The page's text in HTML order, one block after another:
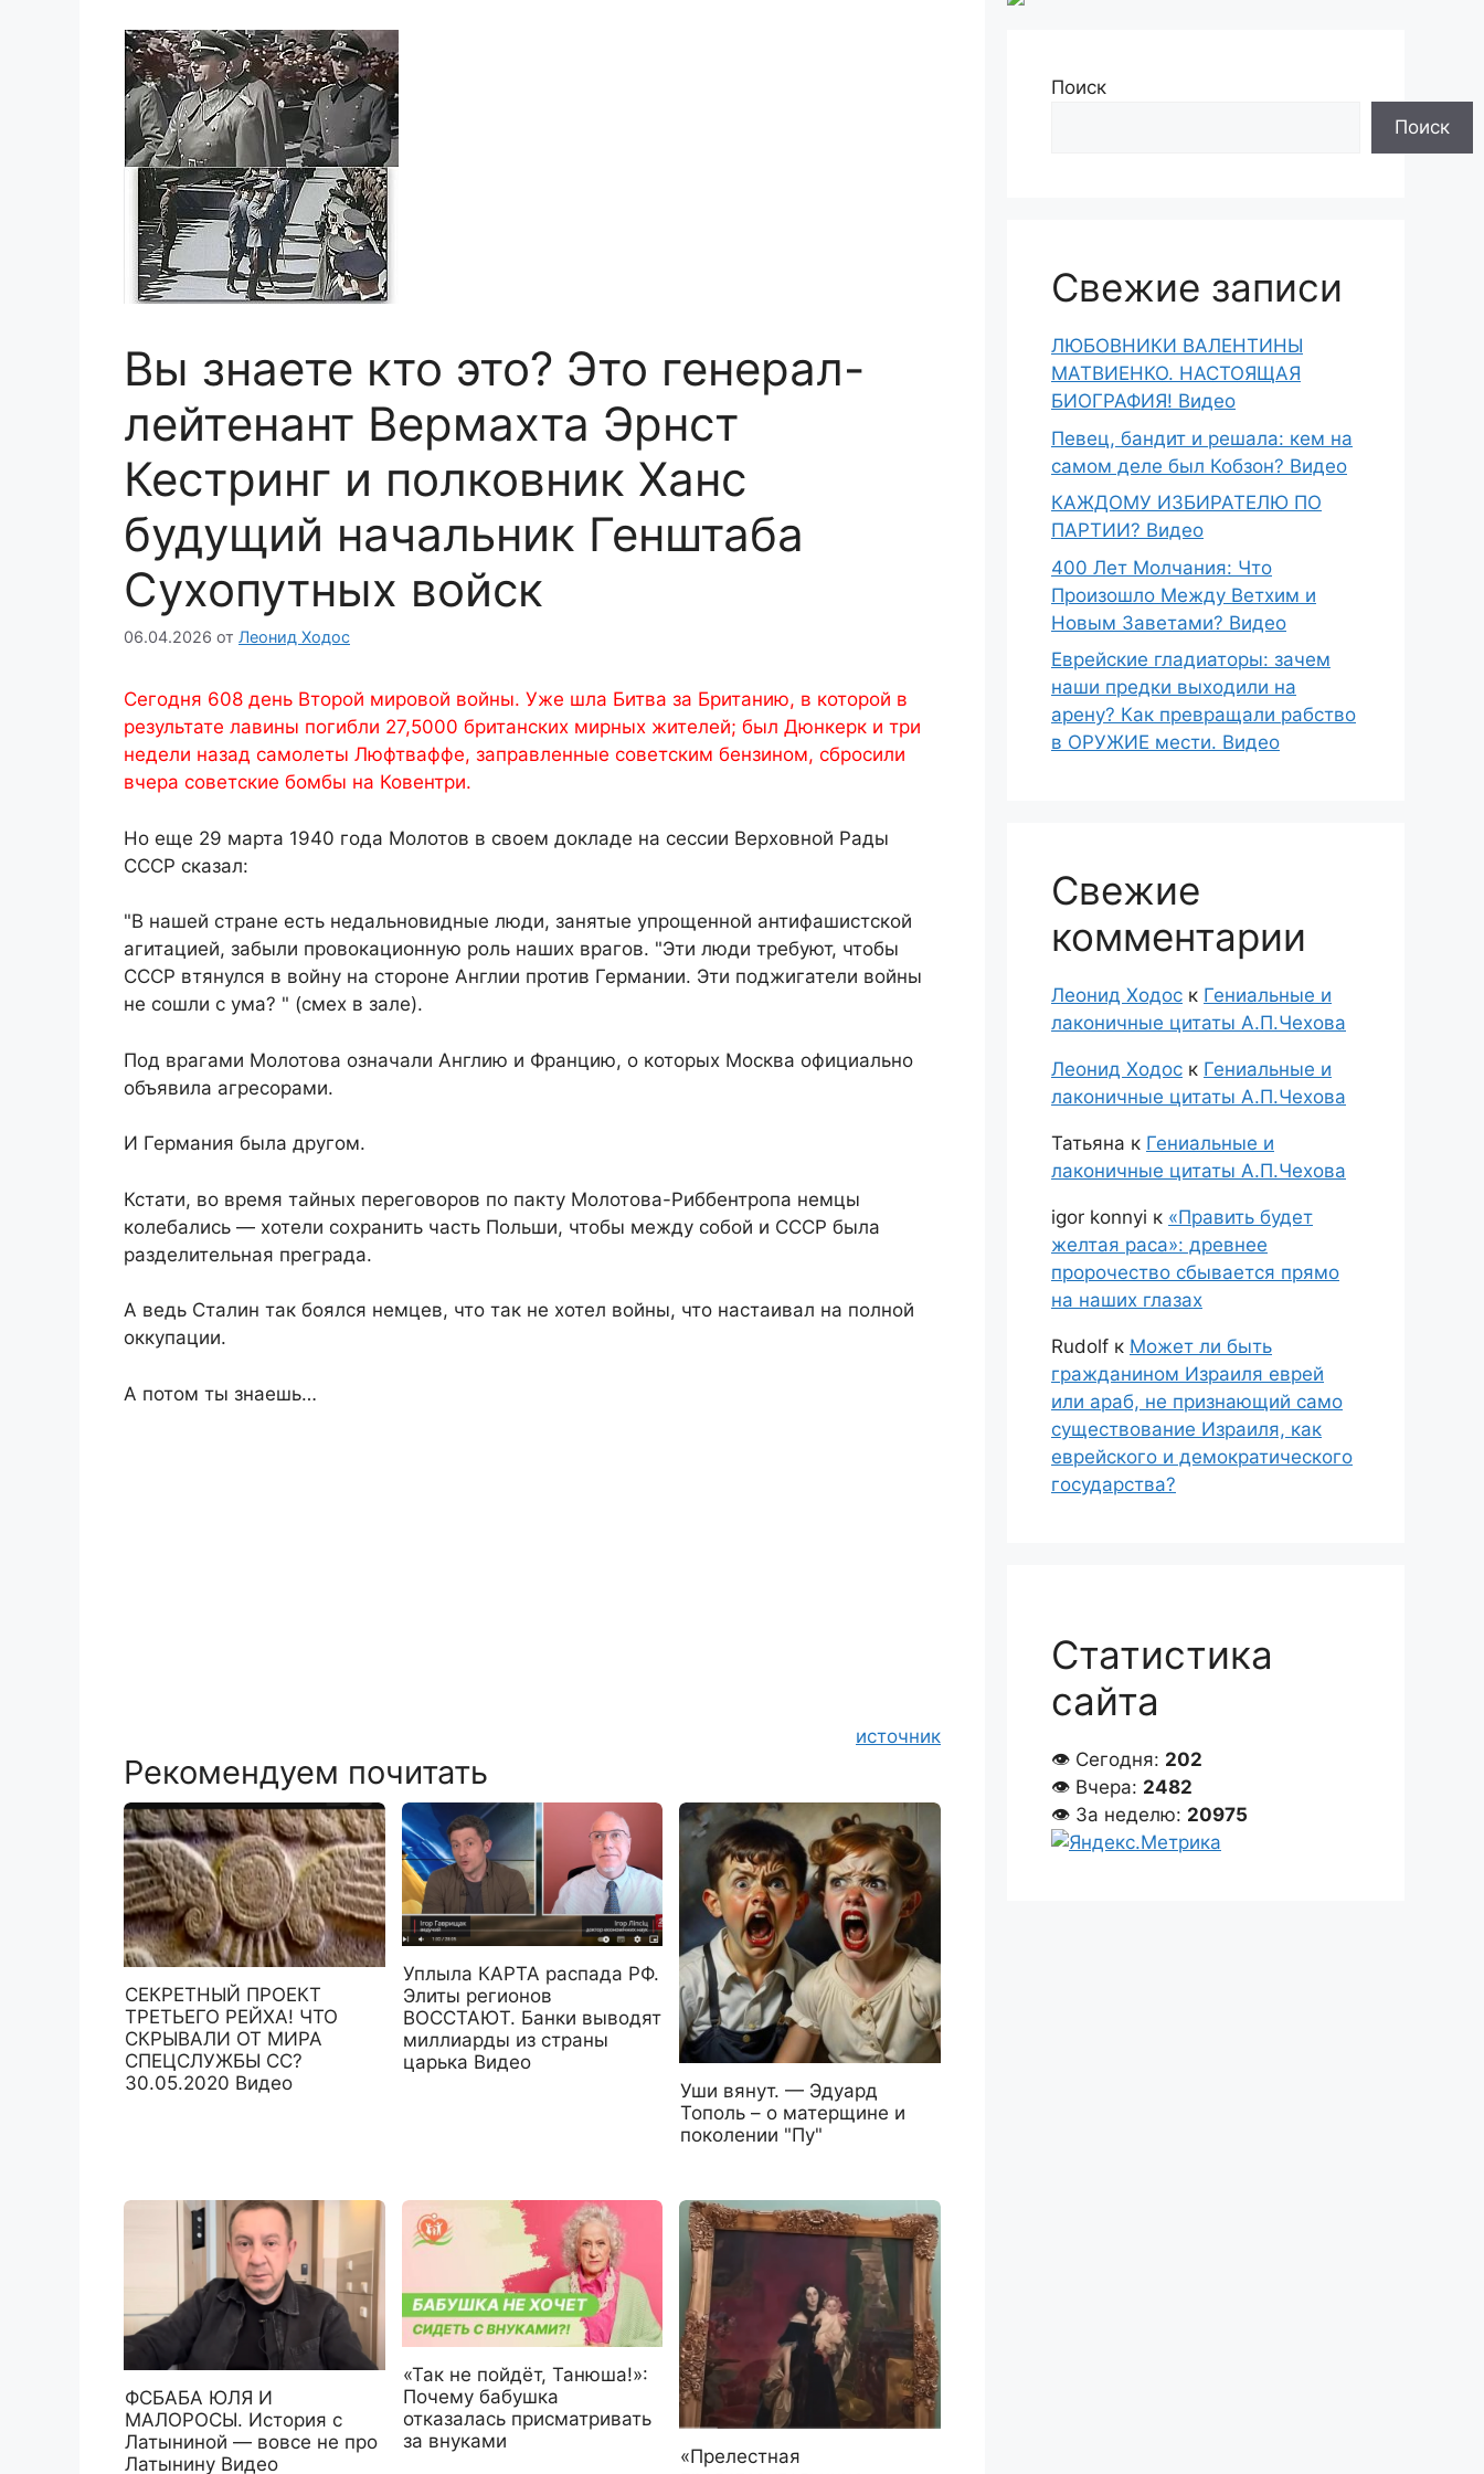
Вы знаете кто это? Это генерал-
лейтенант Вермахта Эрнст
Кестринг и полковник Ханс
будущий начальник Генштаба
Сухопутных войск
06.04.2026 от Леонид Ходос
Сегодня 608 день Второй мировой войны. Уже шла Битва за Британию, в которой в
результате лавины погибли 27,5000 британских мирных жителей; был Дюнкерк и три
недели назад самолеты Люфтваффе, заправленные советским бензином, сбросили
вчера советские бомбы на Ковентри.
Но еще 29 марта 1940 года Молотов в своем докладе на сессии Верховной Рады
СССР сказал:
"В нашей стране есть недальновидные люди, занятые упрощенной антифашистской
агитацией, забыли провокационную роль наших врагов. "Эти люди требуют, чтобы
СССР втянулся в войну на стороне Англии против Германии. Эти поджигатели войны
не сошли с ума? " (смех в зале).
Под врагами Молотова означали Англию и Францию, о которых Москва официально
объявила агресорами.
И Германия была другом.
Кстати, во время тайных переговоров по пакту Молотова-Риббентропа немцы
колебались — хотели сохранить часть Польши, чтобы между собой и СССР была
разделительная преграда.
А ведь Сталин так боялся немцев, что так не хотел войны, что настаивал на полной
оккупации.
А потом ты знаешь…
источник
Рекомендуем почитать
СЕКРЕТНЫЙ ПРОЕКТ
ТРЕТЬЕГО РЕЙХА! ЧТО
СКРЫВАЛИ ОТ МИРА
СПЕЦСЛУЖБЫ СС?
30.05.2020 Видео
Уплыла КАРТА распада РФ.
Элиты регионов
ВОССТАЮТ. Банки выводят
миллиарды из страны
царька Видео
Уши вянут. — Эдуард
Тополь – о матерщине и
поколении "Пу"
ФСБАБА ЮЛЯ И
МАЛОРОСЫ. История с
Латыниной — вовсе не про
Латынину Видео
«Так не пойдёт, Танюша!»:
Почему бабушка
отказалась присматривать
за внуками
«Прелестная
Поиск
Поиск
Свежие записи
ЛЮБОВНИКИ ВАЛЕНТИНЫ
МАТВИЕНКО. НАСТОЯЩАЯ
БИОГРАФИЯ! Видео
Певец, бандит и решала: кем на
самом деле был Кобзон? Видео
КАЖДОМУ ИЗБИРАТЕЛЮ ПО
ПАРТИИ? Видео
400 Лет Молчания: Что
Произошло Между Ветхим и
Новым Заветами? Видео
Еврейские гладиаторы: зачем
наши предки выходили на
арену? Как превращали рабство
в ОРУЖИЕ мести. Видео
Свежие
комментарии
Леонид Ходос к Гениальные и
лаконичные цитаты А.П.Чехова
Леонид Ходос к Гениальные и
лаконичные цитаты А.П.Чехова
Татьяна к Гениальные и
лаконичные цитаты А.П.Чехова
igor konnyi к «Править будет
желтая раса»: древнее
пророчество сбывается прямо
на наших глазах
Rudolf к Может ли быть
гражданином Израиля еврей
или араб, не признающий само
существование Израиля, как
еврейского и демократического
государства?
Статистика
сайта
👁 Сегодня: 202
👁 Вчера: 2482
👁 За неделю: 20975